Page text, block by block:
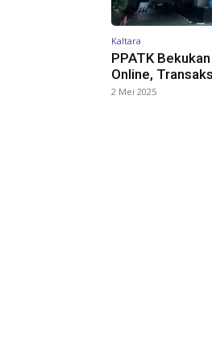
Kaltara
PPATK
Online,
2 Mei 2025